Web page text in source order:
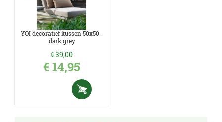
YOI decoratief kussen 50x50 -
dark grey
€39,00
€14,95